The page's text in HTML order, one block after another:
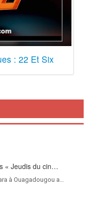
: 22 Et Six
« Jeudis du cin…
à Ouagadougou a…